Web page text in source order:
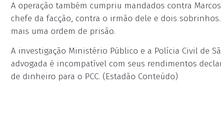
A operação também cumpriu mandados contra
chefe da facção, contra o irmão dele e dois
mais uma ordem de prisão.
A investigação Ministério Público e a Polícia Civil de
advogada é incompatível com seus rendimentos
de dinheiro para o PCC. (Estadão Conteúdo)